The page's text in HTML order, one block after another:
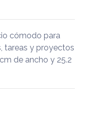
cómodo para
tareas y proyectos
de ancho y 25.2